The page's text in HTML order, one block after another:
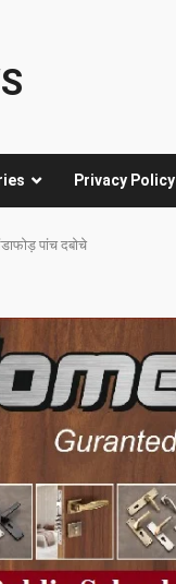
Privacy Policy
पांच दबोचे